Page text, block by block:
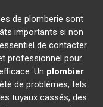
de plomberie sont
importants si non
de contacter
professionnel pour
Un plombier
de problèmes, tels
tuyaux cassés, des